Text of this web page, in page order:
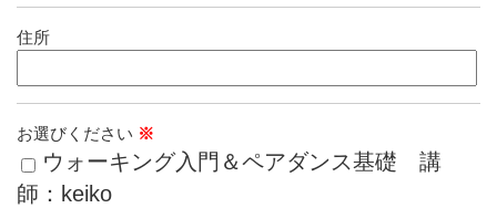
住所
お選びください ※
ウォーキング入門＆ペアダンス基礎 講
師：keiko